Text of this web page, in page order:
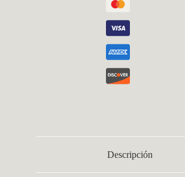
Descripción